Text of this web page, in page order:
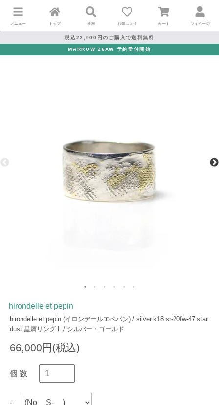
メニュー トップ 検索 お気に入り カート マイページ
税込22,000円のご購入で送料無料
MARROW 26AW 予約受付開始
hirondelle et pepin
hirondelle et pepin (イロンデールエペパン) / silver k18 sr-20fw-47 star
dust 星屑リング L / シルバー・ゴールド
66,000円(税込)
個 数
-